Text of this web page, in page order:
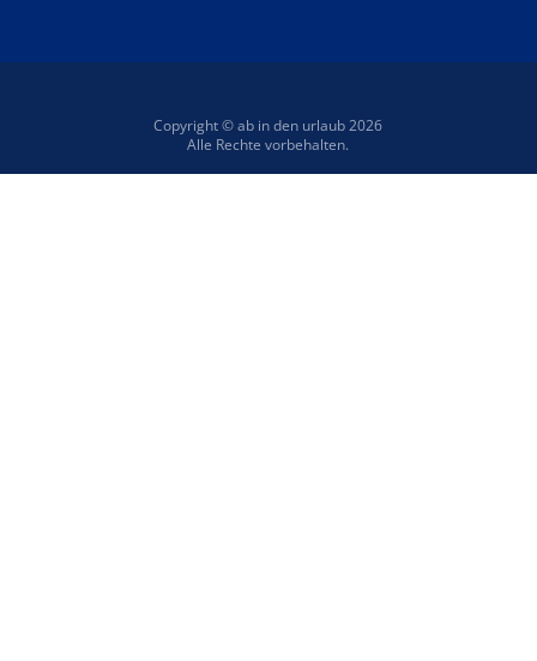
Copyright © ab in den urlaub 2026
Alle Rechte vorbehalten.